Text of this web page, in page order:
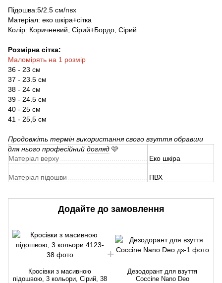
Підошва:5/2.5 см/пвх
Матеріал: еко шкіра+сітка
Колір: Коричневий, Сірий+Бордо, Сірий
Розмірна сітка:
Маломірять на 1 розмір
36 - 23 см
37 - 23.5 см
38 - 24 см
39 - 24.5 см
40 - 25 см
41 - 25,5 см
Продовжіть термін використання свого взуття обравши
для нього професійний догляд 🩷
Матеріал верху
Еко шкіра
Матеріал підошви ПВХ
Додайте до замовлення
Кросівки з масивною
підошвою, 3 кольори, Сірий, 38
Дезодорант для взуття
Coccine Nano Deo